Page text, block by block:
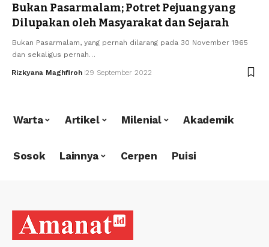
Bukan Pasarmalam; Potret Pejuang yang
Dilupakan oleh Masyarakat dan Sejarah
Bukan Pasarmalam, yang pernah dilarang pada 30 November 1965
dan sekaligus pernah…
Rizkyana Maghfiroh 29 September 2022
Warta Artikel Milenial Akademik
Sosok Lainnya Cerpen Puisi